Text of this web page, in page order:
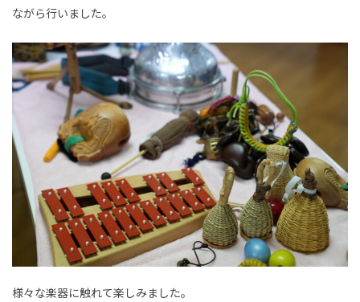
ながら行いました。
様々な楽器に触れて楽しみました。